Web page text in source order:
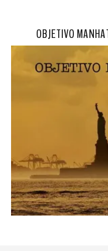
OBJETIVO